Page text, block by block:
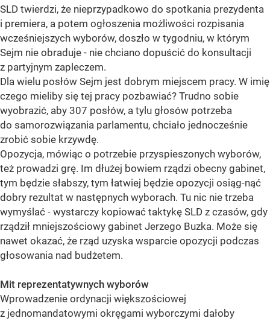
SLD twierdzi, że nieprzypadkowo do spotkania prezydenta
i premiera, a potem ogłoszenia możliwości rozpisania
wcześniejszych wyborów, doszło w tygodniu, w którym
Sejm nie obraduje - nie chciano dopuścić do konsultacji
z partyjnym zapleczem.
Dla wielu posłów Sejm jest dobrym miejscem pracy. W imię
czego mieliby się tej pracy pozbawiać? Trudno sobie
wyobrazić, aby 307 posłów, a tylu głosów potrzeba
do samorozwiązania parlamentu, chciało jednocześnie
zrobić sobie krzywdę.
Opozycja, mówiąc o potrzebie przyspieszonych wyborów,
też prowadzi grę. Im dłużej bowiem rządzi obecny gabinet,
tym będzie słabszy, tym łatwiej będzie opozycji osiąg-nąć
dobry rezultat w następnych wyborach. Tu nic nie trzeba
wymyślać - wystarczy kopiować taktykę SLD z czasów, gdy
rządził mniejszościowy gabinet Jerzego Buzka. Może się
nawet okazać, że rząd uzyska wsparcie opozycji podczas
głosowania nad budżetem.
Mit reprezentatywnych wyborów
Wprowadzenie ordynacji większościowej
z jednomandatowymi okręgami wyborczymi dałoby